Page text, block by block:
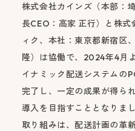
株式会社カインズ（本部：
長CEO：高家 正行）と株
ィク、本社：東京都新宿区
隆）は協働で、2024年4月
イナミック配送システム
完了し、一定の成果が得ら
導入を目指すこととなりま
取り組みは、配送計画の革